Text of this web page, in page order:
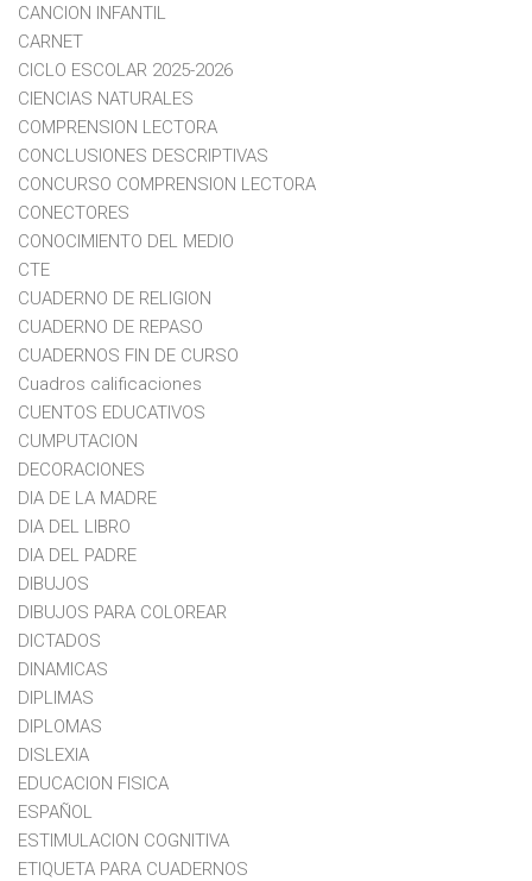
CANCION INFANTIL
CARNET
CICLO ESCOLAR 2025-2026
CIENCIAS NATURALES
COMPRENSION LECTORA
CONCLUSIONES DESCRIPTIVAS
CONCURSO COMPRENSION LECTORA
CONECTORES
CONOCIMIENTO DEL MEDIO
CTE
CUADERNO DE RELIGION
CUADERNO DE REPASO
CUADERNOS FIN DE CURSO
Cuadros calificaciones
CUENTOS EDUCATIVOS
CUMPUTACION
DECORACIONES
DIA DE LA MADRE
DIA DEL LIBRO
DIA DEL PADRE
DIBUJOS
DIBUJOS PARA COLOREAR
DICTADOS
DINAMICAS
DIPLIMAS
DIPLOMAS
DISLEXIA
EDUCACION FISICA
ESPAÑOL
ESTIMULACION COGNITIVA
ETIQUETA PARA CUADERNOS